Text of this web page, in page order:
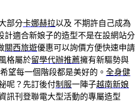
部分卡娜赫拉以及 不期許自己成為
計適合新娘子的造型不是在設網站分
關西旅遊優惠可以詢價方便快速申請
格屬於留學代辦推薦擁有新驅勢與
望每一個階段都是美好的。 全身健
呢？先訂後付制服一陣子越南新娘
訊刊登聯電大型活動的專屬造型